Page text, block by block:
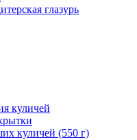
глазурь
куличей
куличей (550 г)